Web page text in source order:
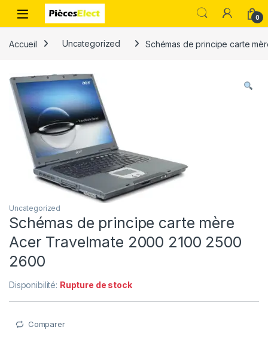
0
Accueil Uncategorized Schémas de principe carte
Uncategorized
Schémas de principe carte mère
Acer Travelmate 2000 2100 2500
2600
Disponibilité: Rupture de stock
Comparer